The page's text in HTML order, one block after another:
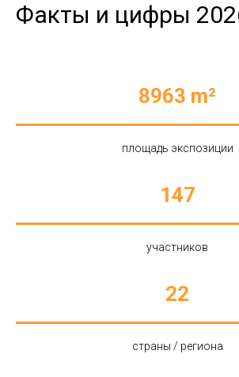
Факты и цифры
8963 m²
площадь экспозиции
147
участников
22
страны / региона